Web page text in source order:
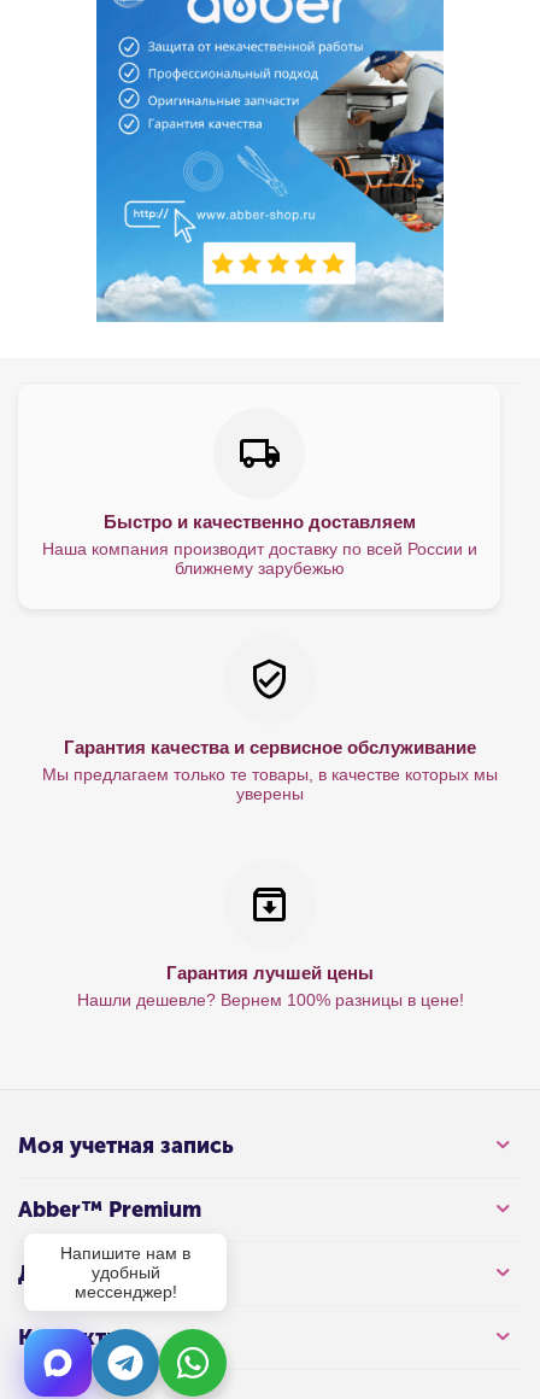
Быстро и качественно доставляем
Наша компания производит доставку по всей России и
ближнему зарубежью
Гарантия качества и сервисное обслуживание
Мы предлагаем только те товары, в качестве которых мы
уверены
Гарантия лучшей цены
Нашли дешевле? Вернем 100% разницы в цене!
Моя учетная запись
Abber™ Premium
Для клиента
Контакты
Напишите нам в
удобный
мессенджер!